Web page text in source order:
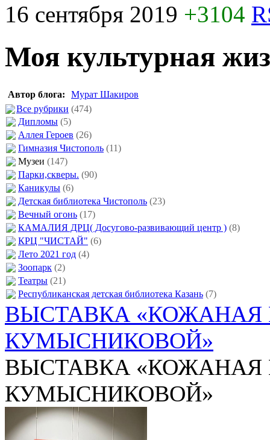
16 сентября 2019 +3104
Моя культурная
Автор блога:
Мурат Шакиров
Все рубрики (474)
Дипломы (5)
Аллея Героев (26)
Гимназия Чистополь (11)
Музеи (147)
Парки,скверы. (90)
Каникулы (6)
Детская библиотека Чистополь (23)
Вечный огонь (17)
КАМАЛИЯ ДРЦ( Досугово-развивающий центр ) (8)
КРЦ "ЧИСТАЙ" (6)
Лето 2021 год (4)
Зоопарк (2)
Театры (21)
Республиканская детская библиотека Казань (7)
ВЫСТАВКА
КУМЫСНИКОВОЙ»
ВЫСТАВКА
КУМЫСНИКОВОЙ»